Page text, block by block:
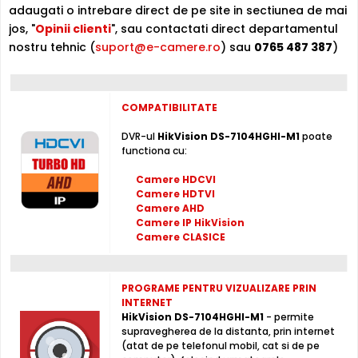
video, mascare camera, etc.), folosind un hard disk intern,
neinclus in pachet (maxim 1 x 4000 Gb, neinclus)
la care puteti conecta un microfon, permitand
telefonul mobil. Pentru conectarea la un echipament de
redare audio (sistem audio, TV, casti, etc.), DVR-ul are o
iesire audio.
Alte functii
Toate canalele analog suporta Detectia miscarii 2.0 si
diferentierea persoana/vehicul.
Moduri de inregistrare
Redare 1-4 canale sincronizate
adaugati o intrebare direct de pe site in sectiunea de mai
jos, "Opinii clienti", sau contactati direct departamentul
nostru tehnic (suport@e-camere.ro) sau 0765 487 387)
COMPATIBILITATE
DVR-ul HikVision DS-7104HGHI-M1poate
functiona cu:
Camere HDCVI
Camere HDTVI
Camere AHD
Camere IP HikVision
Camere CLASICE
PROGRAME PENTRU VIZUALIZARE PRIN
INTERNET
HikVision DS-7104HGHI-M1 - permite
supravegherea de la distanta, prin internet
(atat de pe telefonul mobil, cat si de pe